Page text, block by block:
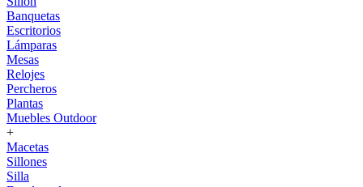
Banquetas
Escritorios
Lámparas
Mesas
Relojes
Percheros
Plantas
Muebles Outdoor
+
Macetas
Sillones
Silla